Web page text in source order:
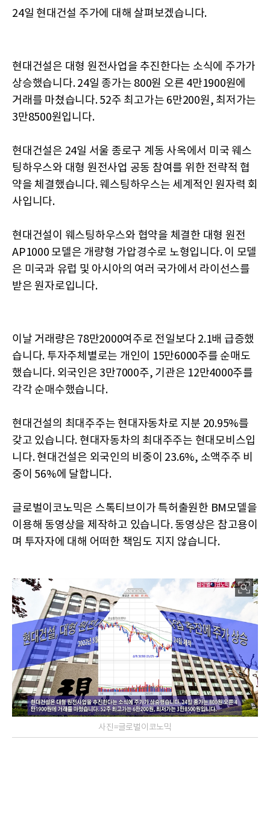
24일 현대건설 주가에 대해 살펴보겠습니다.
현대건설은 대형 원전사업을 추진한다는 소식에 주가가
상승했습니다. 24일 종가는 800원 오른 4만1900원에
거래를 마쳤습니다. 52주 최고가는 6만200원, 최저가는
3만8500원입니다.
현대건설은 24일 서울 종로구 계동 사옥에서 미국 웨스
팅하우스와 대형 원전사업 공동 참여를 위한 전략적 협
약을 체결했습니다. 웨스팅하우스는 세계적인 원자력 회
사입니다.
현대건설이 웨스팅하우스와 협약을 체결한 대형 원전
AP1000 모델은 개량형 가압경수로 노형입니다. 이 모델
은 미국과 유럽 및 아시아의 여러 국가에서 라이선스를
받은 원자로입니다.
이날 거래량은 78만2000여주로 전일보다 2.1배 급증했
습니다. 투자주체별로는 개인이 15만6000주를 순매도
했습니다. 외국인은 3만7000주, 기관은 12만4000주를
각각 순매수했습니다.
현대건설의 최대주주는 현대자동차로 지분 20.95%를
갖고 있습니다. 현대자동차의 최대주주는 현대모비스입
니다. 현대건설은 외국인의 비중이 23.6%, 소액주주 비
중이 56%에 달합니다.
글로벌이코노믹은 스톡티브이가 특허출원한 BM모델을
이용해 동영상을 제작하고 있습니다. 동영상은 참고용이
며 투자자에 대해 어떠한 책임도 지지 않습니다.
사진=글로벌이코노믹